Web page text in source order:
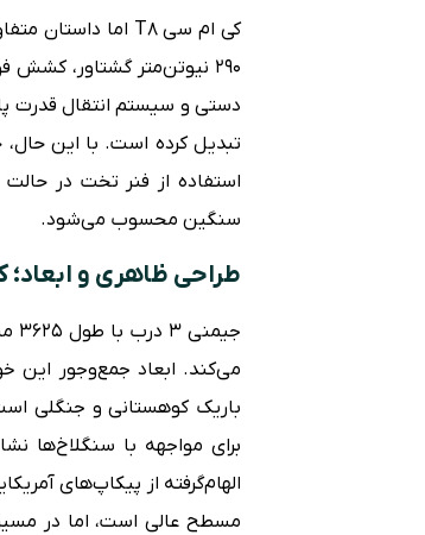
تبدیل کرده است. با این
استفاده از فنر تخت در
سنگین محسوب می‌شود.
طراحی ظاهری و ابعاد؛
می‌کند. ابعاد جمع‌وجور این
الهام‌گرفته از پیکاپ‌های
مسطح عالی است، اما در